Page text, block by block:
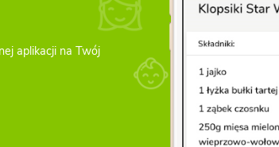
aplikacji na Twój